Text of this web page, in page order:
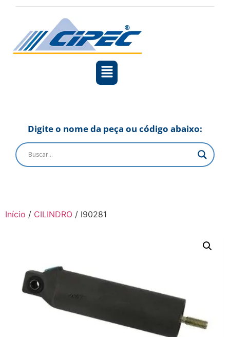
Digite o nome da peça ou código abaixo:
Início / CILINDRO / I90281